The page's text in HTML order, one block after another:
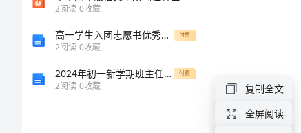
2阅读 0收藏
高一学生入团志愿书优秀范文 付费
2阅读 0收藏
2024年初一新学期班主任工作计划 付费
2阅读 0收藏
复制全文
全屏阅读